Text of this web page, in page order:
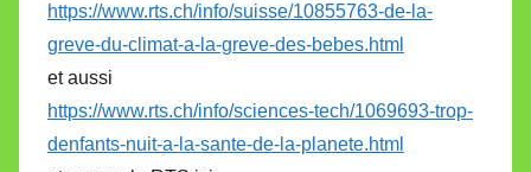
https://www.rts.ch/info/suisse/10855763-de-la-
greve-du-climat-a-la-greve-des-bebes.html
et aussi
https://www.rts.ch/info/sciences-tech/1069693-trop-
denfants-nuit-a-la-sante-de-la-planete.html